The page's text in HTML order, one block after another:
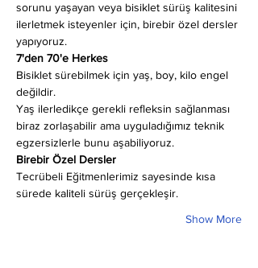
sorunu yaşayan veya bisiklet sürüş kalitesini
ilerletmek isteyenler için, birebir özel dersler
yapıyoruz.
7'den 70'e Herkes
Bisiklet sürebilmek için yaş, boy, kilo engel
değildir.
Yaş ilerledikçe gerekli refleksin sağlanması
biraz zorlaşabilir ama uyguladığımız teknik
egzersizlerle bunu aşabiliyoruz.
Birebir Özel Dersler
Tecrübeli Eğitmenlerimiz sayesinde kısa
sürede kaliteli sürüş gerçekleşir.
Show More